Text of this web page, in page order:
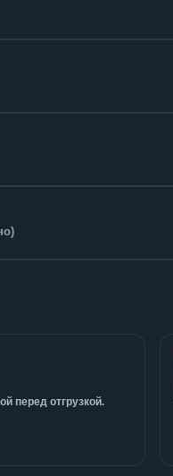
перед отгрузкой.